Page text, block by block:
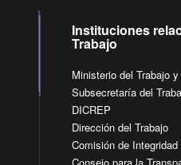
Instituciones
Trabajo
Ministerio del Trabajo
Subsecretaría del
DICREP
Dirección del Trabajo
Comisión de